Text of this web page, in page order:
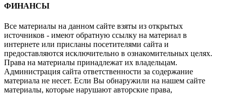
ФИНАНСЫ
Все материалы на данном сайте взяты из открытых
источников - имеют обратную ссылку на материал в
интернете или присланы посетителями сайта и
предоставляются исключительно в ознакомительных целях.
Права на материалы принадлежат их владельцам.
Администрация сайта ответственности за содержание
материала не несет. Если Вы обнаружили на нашем сайте
материалы, которые нарушают авторские права,